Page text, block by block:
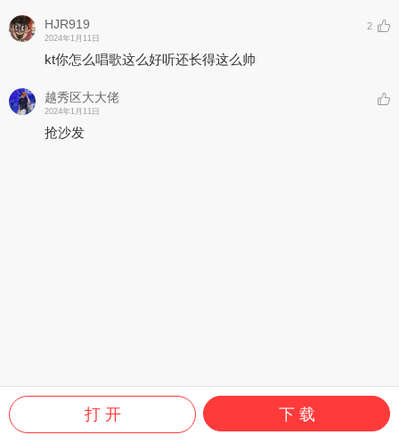
HJR919
2024年1月11日
2
kt你怎么唱歌这么好听还长得这么帅
越秀区大大佬
2024年1月11日
抢沙发
打 开 下 载